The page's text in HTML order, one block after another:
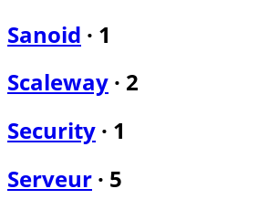
Sanoid · 1
Scaleway · 2
Security · 1
Serveur · 5